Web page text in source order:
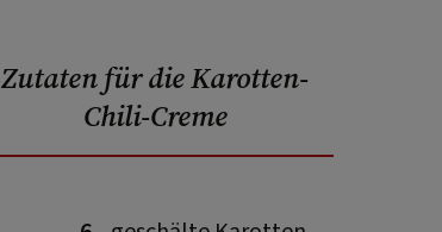
Zutaten für die Karotten-
Chili-Creme